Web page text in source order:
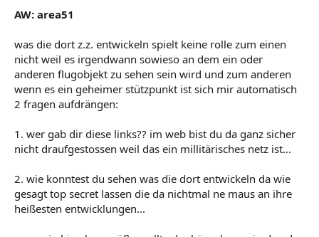
AW: area51
was die dort z.z. entwickeln spielt keine rolle zum einen
nicht weil es irgendwann sowieso an dem ein oder
anderen flugobjekt zu sehen sein wird und zum anderen
wenn es ein geheimer stützpunkt ist sich mir automatisch
2 fragen aufdrängen:
1. wer gab dir diese links?? im web bist du da ganz sicher
nicht draufgestossen weil das ein millitärisches netz ist...
2. wie konntest du sehen was die dort entwickeln da wie
gesagt top secret lassen die da nichtmal ne maus an ihre
heißesten entwicklungen...